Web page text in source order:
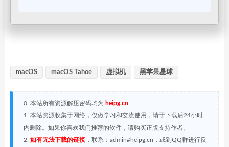
macOS macOS Tahoe 虚拟机 黑苹果星球
0. 本站所有资源解压密码均为 heipg.cn
1. 本站资源收集于网络，仅做学习和交流使用，请于下载后24小时
内删除。如果你喜欢我们推荐的软件，请购买正版支持作者。
2. 如有无法下载的链接，联系：admin#heipg.cn，或到QQ群进行反